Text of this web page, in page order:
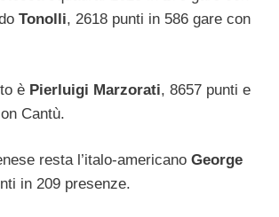
Tonolli, 2618 punti in 586 gare con
è Pierluigi Marzorati, 8657 punti e
Cantù.
resta l’italo-americano George
in 209 presenze.